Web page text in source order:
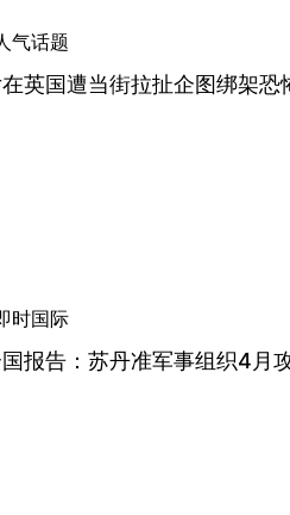
气话题
英国遭当街拉扯企图绑架
时国际
报告：苏丹准军事组织4月